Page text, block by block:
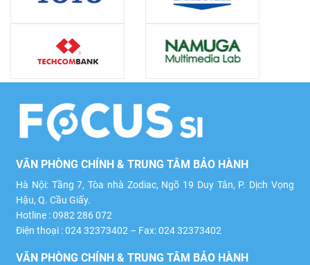
VĂN PHÒNG CHÍNH & TRUNG TÂM BẢO HÀNH
Hà Nội: Tầng 7, Tòa nhà Zodiac, Ngõ 19 Duy Tân, P. Dịch Vọng
Hậu, Q. Cầu Giấy.
Hotline : 0982 286 072
Điện thoại : 024 32373402 – Fax: 024 32373402
VĂN PHÒNG CHÍNH & TRUNG TÂM BẢO HÀNH